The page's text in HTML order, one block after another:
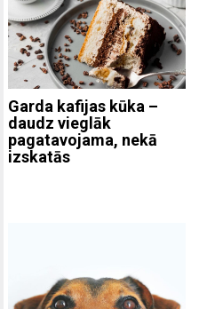
Garda kafijas kūka –
daudz vieglāk
pagatavojama, nekā
izskatās